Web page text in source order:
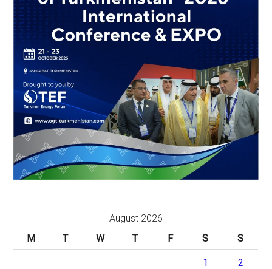
August 2026
M
T W T F S S
1 2